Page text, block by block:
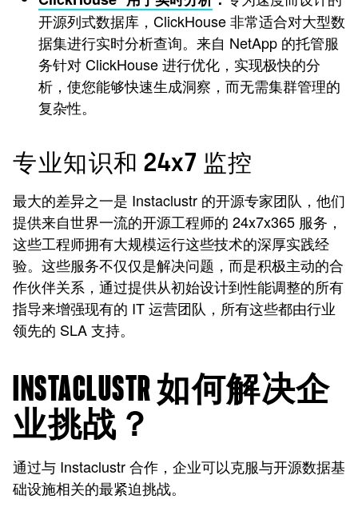
开源列式数据库，ClickHouse 非常适合对大型数
据集进行实时分析查询。来自 NetApp 的托管服
务针对 ClickHouse 进行优化，实现极快的分
析，使您能够快速生成洞察，而无需集群管理的
复杂性。
专业知识和 24x7 监控
最大的差异之一是 Instaclustr 的开源专家团队，他们
提供来自世界一流的开源工程师的 24x7x365 服务，
这些工程师拥有大规模运行这些技术的深厚实践经
验。这些服务不仅仅是解决问题，而是积极主动的合
作伙伴关系，通过提供从初始设计到性能调整的所有
指导来增强现有的 IT 运营团队，所有这些都由行业
领先的 SLA 支持。
INSTACLUSTR 如何解决企
业挑战？
通过与 Instaclustr 合作，企业可以克服与开源数据基
础设施相关的最紧迫挑战。